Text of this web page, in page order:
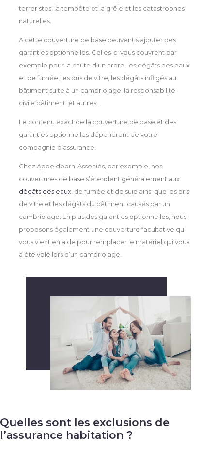
terroristes, la tempête et la grêle et les catastrophes
naturelles.
A cette couverture de base peuvent s’ajouter des
garanties optionnelles. Celles-ci vous couvrent par
exemple pour la chute d’un arbre, les dégâts des eaux
et de fumée, les bris de vitre, les dégâts infligés au
bâtiment suite à un cambriolage, la responsabilité
civile bâtiment, et autres.
Le contenu exact de la couverture de base et des
garanties optionnelles dépendront de votre
compagnie d’assurance.
Chez Appeldoorn-Associés, par exemple, nos
couvertures de base s’étendent généralement aux
dégâts des eaux , de fumée et de suie ainsi que les bris
de vitre et les dégâts du bâtiment causés par un
cambriolage. En plus des garanties optionnelles, nous
proposons également une couverture facultative qui
vous vient en aide pour remplacer le matériel qui vous
a été volé lors d’un cambriolage.
Quelles sont les exclusions de
l’assurance habitation ?